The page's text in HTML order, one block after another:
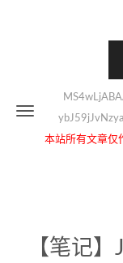
本站所有文章仅
【笔记